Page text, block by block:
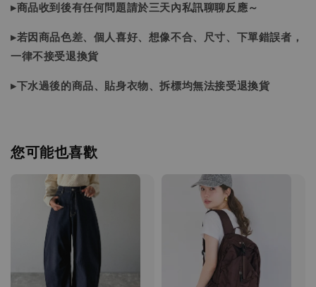
▸商品收到後有任何問題請於三天內私訊聊聊反應～
▸若因商品色差、個人喜好、想像不合、尺寸、下單錯誤者，
一律不接受退換貨
▸下水過後的商品、貼身衣物、拆標均無法接受退換貨
您可能也喜歡